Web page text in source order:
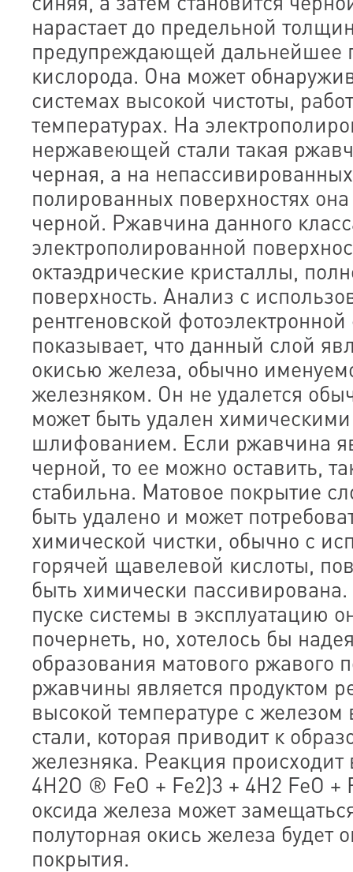
нарастает до предельной
предупреждающей дальнейшее
кислорода. Она может
системах высокой чистоты,
температурах. На
нержавеющей стали такая
черная, а на
полированных поверхностях
черной. Ржавчина данного
электрополированной
октаэдрические кристаллы,
поверхность. Анализ с
рентгеновской
показывает, что данный слой
окисью железа, обычно
железняком. Он не удалется
может быть удален
шлифованием. Если ржавчина
черной, то ее можно оставить,
стабильна. Матовое покрытие
быть удалено и может
химической чистки, обычно с
горячей щавелевой кислоты,
быть химически
пуске системы в эксплуатацию
почернеть, но, хотелось бы
образования матового ржавого
ржавчины является продуктом
высокой температуре с
стали, которая приводит к
железняка. Реакция происходит
4H2O ® FeO + Fe2)3 + 4H2 FeO +
оксида железа может
полуторная окись железа будет
покрытия.